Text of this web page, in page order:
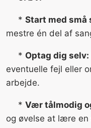
* Start med små
mestre én del af
* Optag dig selv:
eventuelle fejl eller
arbejde.
* Vær tålmodig
og øvelse at lære en